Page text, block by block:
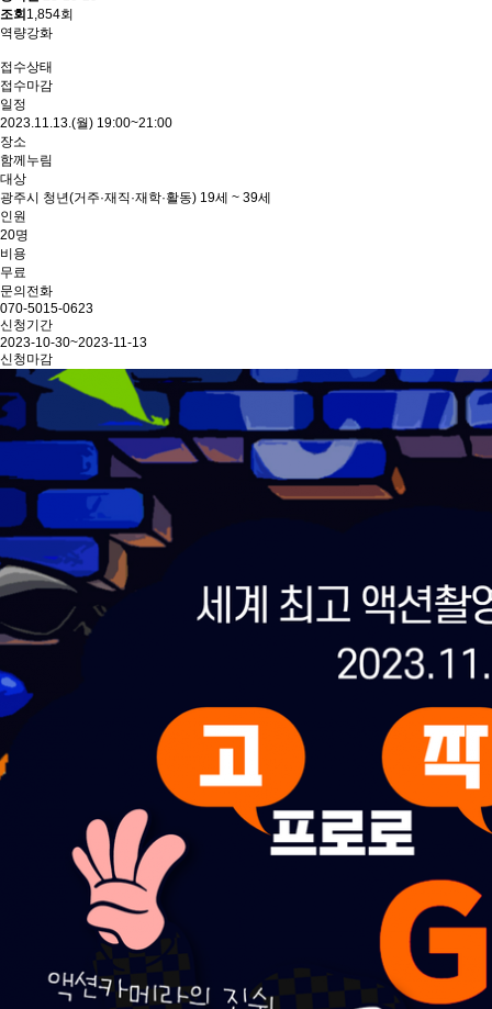
조회 1,854회
역량강화
접수상태
접수마감
일정
2023.11.13.(월) 19:00~21:00
장소
함께누림
대상
광주시 청년(거주·재직·재학·활동) 19세 ~ 39세
인원
20명
비용
무료
문의전화
070-5015-0623
신청기간
2023-10-30~2023-11-13
신청마감